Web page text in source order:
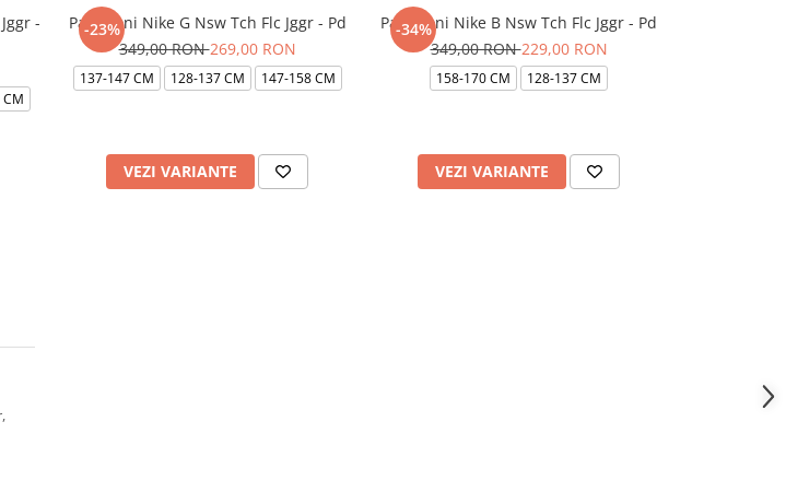
-
-23%
Pantaloni Nike G Nsw Tch Flc Jggr - Pd
349,00 RON269,00 RON
137-147 CM 128-137 CM 147-158 CM
VEZI VARIANTE
-34%
Pantaloni Nike B Nsw Tch Flc Jggr - Pd
349,00 RON229,00 RON
158-170 CM 128-137 CM
VEZI VARIANTE